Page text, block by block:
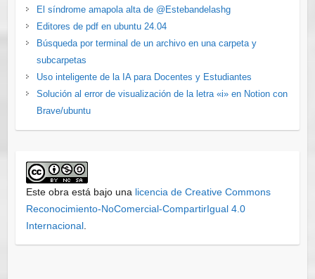
El síndrome amapola alta de @Estebandelashg
Editores de pdf en ubuntu 24.04
Búsqueda por terminal de un archivo en una carpeta y
subcarpetas
Uso inteligente de la IA para Docentes y Estudiantes
Solución al error de visualización de la letra «i» en Notion con
Brave/ubuntu
Este obra está bajo una licencia de Creative Commons
Reconocimiento-NoComercial-CompartirIgual 4.0
Internacional.